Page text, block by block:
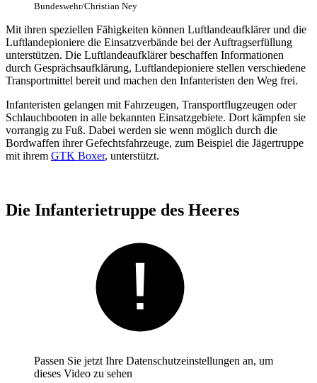
Bundeswehr/Christian Ney
Mit ihren speziellen Fähigkeiten können Luftlandeaufklärer und die
Luftlandepioniere die Einsatzverbände bei der Auftragserfüllung
unterstützen. Die Luftlandeaufklärer beschaffen Informationen
durch Gesprächsaufklärung, Luftlandepioniere stellen verschiedene
Transportmittel bereit und machen den Infanteristen den Weg frei.
Infanteristen gelangen mit Fahrzeugen, Transportflugzeugen oder
Schlauchbooten in alle bekannten Einsatzgebiete. Dort kämpfen sie
vorrangig zu Fuß. Dabei werden sie wenn möglich durch die
Bordwaffen ihrer Gefechtsfahrzeuge, zum Beispiel die Jägertruppe
mit ihrem GTK Boxer, unterstützt.
Die Infanterietruppe des Heeres
Passen Sie jetzt Ihre Datenschutzeinstellungen an, um
dieses Video zu sehen